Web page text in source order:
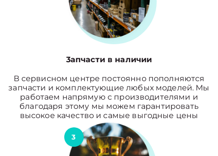
3апчасти в наличии
В сервисном центре постоянно пополняются
запчасти и комплектующие любых моделей. Мы
работаем напрямую с производителями и
благодаря этому мы можем гарантировать
высокое качество и самые выгодные цены
3